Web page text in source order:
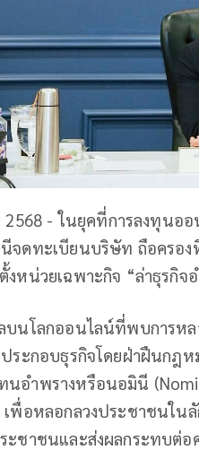
2568 - ในยุคที่การลงทุนอ
จดทะเบียนบริษัท ถือครอง
หน่วยเฉพาะกิจ “ล่าธุรกิจ
บนโลกออนไลน์ที่พบการห
ประกอบธุรกิจโดยฝ่าฝืนกฎ
นอำพรางหรือนอมินี
พื่อหลอกลวงประชาชนใน
ะชาชนและส่งผลกระทบต่อ